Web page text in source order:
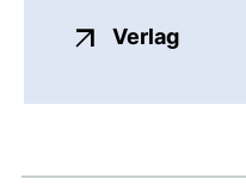
Verlag